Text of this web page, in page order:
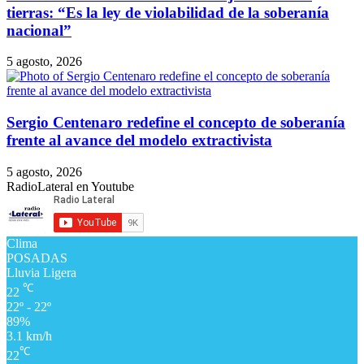
tierras: “Es la ley de violabilidad de la soberanía
nacional”
5 agosto, 2026
Sergio Centenaro redefine el concepto de soberanía
frente al avance del modelo extractivista
5 agosto, 2026
RadioLateral en Youtube
Clima
POSADAS
Lluvia Ligera
22 ℃
22º - 22º
89%
3.1 km/h
22℃